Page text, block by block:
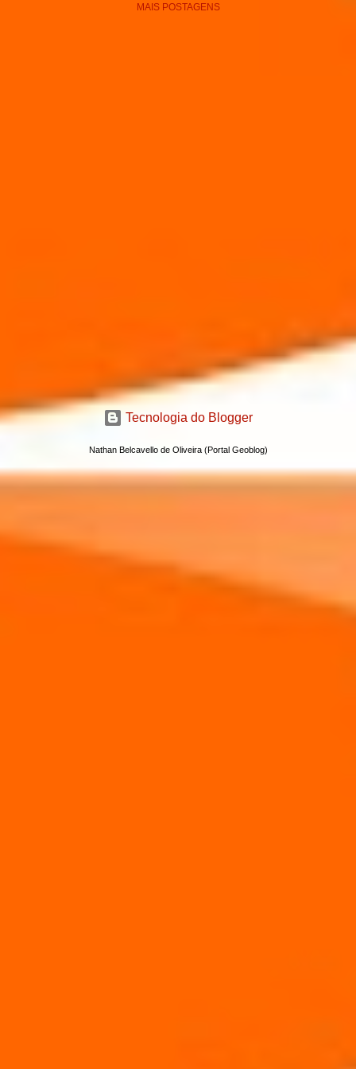
MAIS POSTAGENS
Tecnologia do Blogger
Nathan Belcavello de Oliveira (Portal Geoblog)